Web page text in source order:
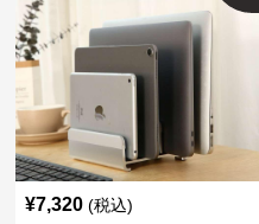
¥7,320 (税込)